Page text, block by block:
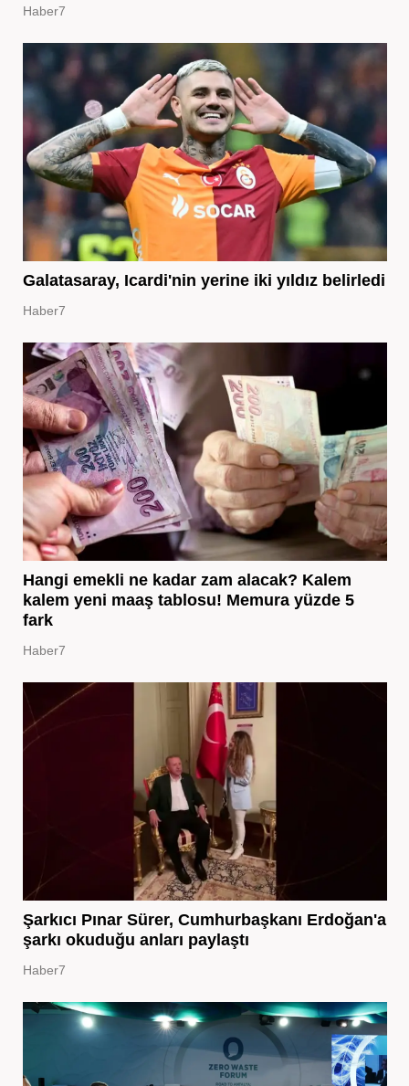
Haber7
Galatasaray, Icardi'nin yerine iki yıldız belirledi
Haber7
Hangi emekli ne kadar zam alacak? Kalem
kalem yeni maaş tablosu! Memura yüzde 5
fark
Haber7
Şarkıcı Pınar Sürer, Cumhurbaşkanı Erdoğan'a
şarkı okuduğu anları paylaştı
Haber7